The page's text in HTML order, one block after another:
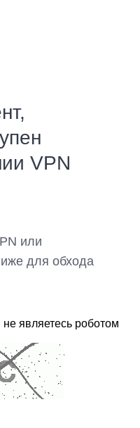
VPN
или
для обхода
являетесь роботом